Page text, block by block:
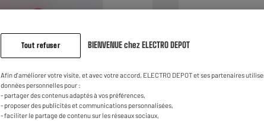
Tout refuser BIENVENUE chez ELECTRO DEPOT
Afin d'améliorer votre visite, et avec votre accord, ELECTRO DEPOT et ses partenaires
données personnelles pour :
- partager des contenus adaptés à vos préférences,
- proposer des publicités et communications personnalisées,
- faciliter le partage de contenu sur les réseaux sociaux,